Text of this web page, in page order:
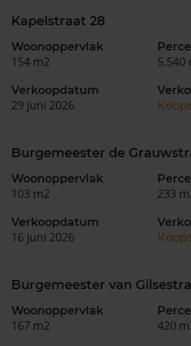
Kapelstraat 28
Woonoppervlak
154 m2 5.540
Verkoopdatum
29 juni 2026
Burgemeester de
Woonoppervlak
103 m2 233
Verkoopdatum
16 juni 2026
Burgemeester van
Woonoppervlak
167 m2 420